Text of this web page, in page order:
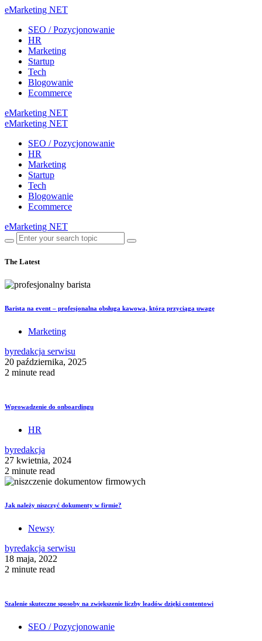
eMarketing NET
SEO / Pozycjonowanie
HR
Marketing
Startup
Tech
Blogowanie
Ecommerce
eMarketing NET
eMarketing NET
SEO / Pozycjonowanie
HR
Marketing
Startup
Tech
Blogowanie
Ecommerce
eMarketing NET
The Latest
Barista na event – profesjonalna obsługa kawowa, która przyciąga uwagę
Marketing
byredakcja serwisu
20 października, 2025
2 minute read
Wprowadzenie do onboardingu
HR
byredakcja
27 kwietnia, 2024
2 minute read
Jak należy niszczyć dokumenty w firmie?
Newsy
byredakcja serwisu
18 maja, 2022
2 minute read
Szalenie skuteczne sposoby na zwiększenie liczby leadów dzięki contentowi
SEO / Pozycjonowanie